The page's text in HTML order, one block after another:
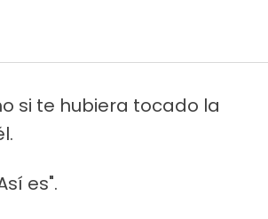
si te hubiera tocado la
es".